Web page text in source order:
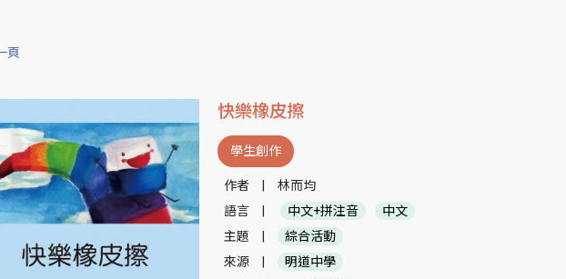
頁
快樂橡皮擦
學生創作
作者
林而均
語言
中文+拼注音
中文
主題
綜合活動
來源
明道中學